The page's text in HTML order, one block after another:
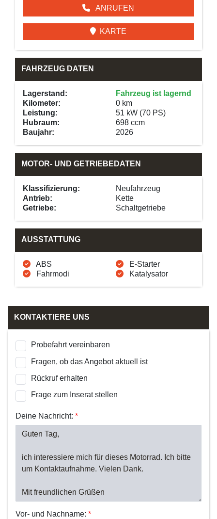
ANRUFEN
KARTE
FAHRZEUG DATEN
Lagerstand:
Fahrzeug ist lagernd
Kilometer:
0 km
Leistung:
51 kW (70 PS)
Hubraum:
698 ccm
Baujahr:
2026
MOTOR- UND GETRIEBEDATEN
Klassifizierung:
Neufahrzeug
Antrieb:
Kette
Getriebe:
Schaltgetriebe
AUSSTATTUNG
ABS
E-Starter
Fahrmodi
Katalysator
KONTAKTIERE UNS
Probefahrt vereinbaren
Fragen, ob das Angebot aktuell ist
Rückruf erhalten
Frage zum Inserat stellen
Deine Nachricht: *
Vor- und Nachname: *